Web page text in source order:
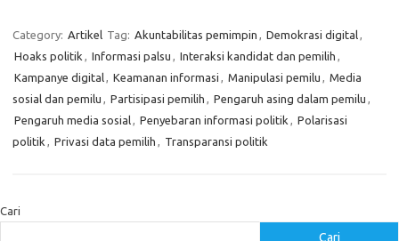
Category: Artikel Tag: Akuntabilitas pemimpin , Demokrasi digital,
Hoaks politik , Informasi palsu , Interaksi kandidat dan pemilih ,
Kampanye digital, Keamanan informasi , Manipulasi pemilu , Media
sosial dan pemilu , Partisipasi pemilih , Pengaruh asing dalam pemilu ,
Pengaruh media sosial, Penyebaran informasi politik , Polarisasi
politik , Privasi data pemilih , Transparansi politik
Cari
Cari